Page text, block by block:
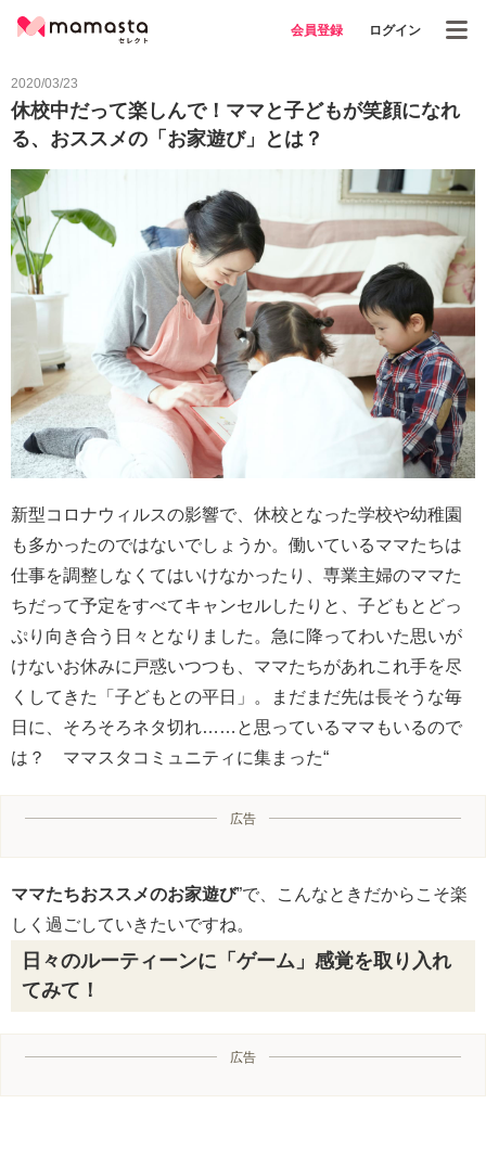
会員登録 ログイン
2020/03/23
休校中だって楽しんで！ママと子どもが笑顔になれ
る、おススメの「お家遊び」とは？
新型コロナウィルスの影響で、休校となった学校や幼稚園
も多かったのではないでしょうか。働いているママたちは
仕事を調整しなくてはいけなかったり、専業主婦のママた
ちだって予定をすべてキャンセルしたりと、子どもとどっ
ぷり向き合う日々となりました。急に降ってわいた思いが
けないお休みに戸惑いつつも、ママたちがあれこれ手を尽
くしてきた「子どもとの平日」。まだまだ先は長そうな毎
日に、そろそろネタ切れ……と思っているママもいるので
は？ ママスタコミュニティに集まった“
広告
ママたちおススメのお家遊び”で、こんなときだからこそ楽
しく過ごしていきたいですね。
日々のルーティーンに「ゲーム」感覚を取り入れ
てみて！
広告